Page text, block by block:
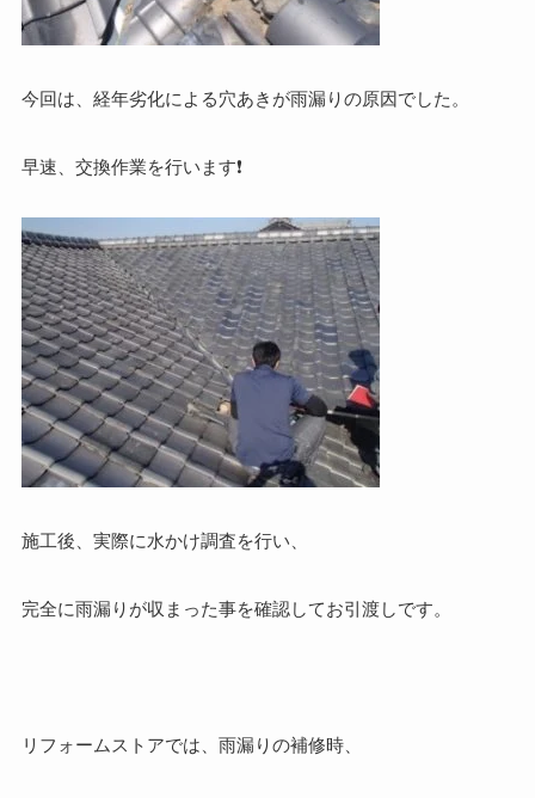
今回は、経年劣化による穴あきが雨漏りの原因でした。
早速、交換作業を行います❗
施工後、実際に水かけ調査を行い、
完全に雨漏りが収まった事を確認してお引渡しです。
リフォームストアでは、雨漏りの補修時、